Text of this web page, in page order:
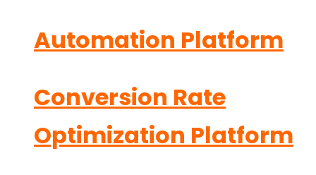
Automation Platform
Conversion Rate
Optimization Platform